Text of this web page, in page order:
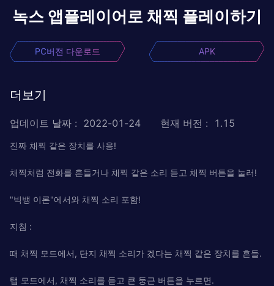
녹스 앱플레이어로 채찍 플레이하기
PC버전 다운로드 APK
더보기
업데이트 날짜 : 2022-01-24 현재 버전 : 1.15
진짜 채찍 같은 장치를 사용!
채찍처럼 전화를 흔들거나 채찍 같은 소리 듣고 채찍 버튼을 눌러!
"빅뱅 이론"에서와 채찍 소리 포함!
지침 :
때 채찍 모드에서, 단지 채찍 소리가 겠다는 채찍 같은 장치를 흔들.
탭 모드에서, 채찍 소리를 듣고 큰 둥근 버튼을 누르면.